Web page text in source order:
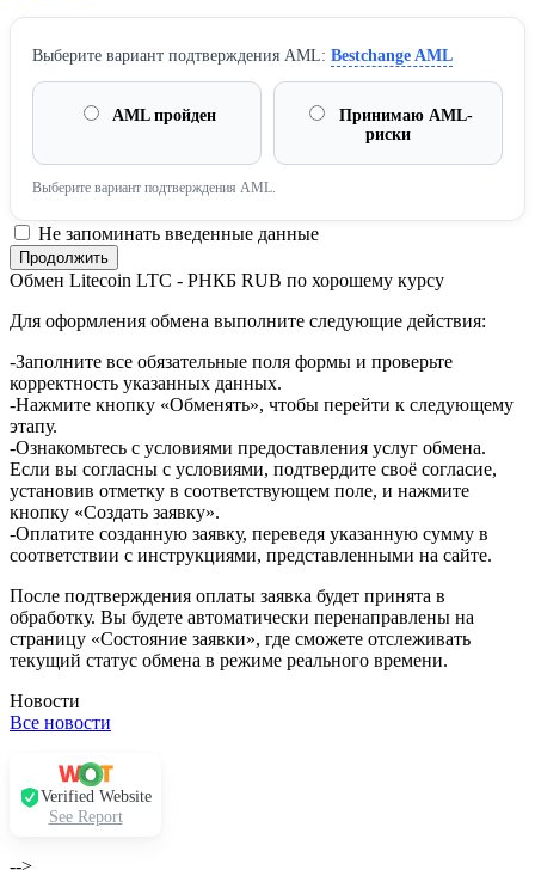
Выберите вариант подтверждения AML: Bestchange AML
AML пройден
Принимаю AML-
риски
Выберите вариант подтверждения AML.
Не запоминать введенные данные
Обмен Litecoin LTC - РНКБ RUB по хорошему курсу
Для оформления обмена выполните следующие действия:
-Заполните все обязательные поля формы и проверьте
корректность указанных данных.
-Нажмите кнопку «Обменять», чтобы перейти к следующему
этапу.
-Ознакомьтесь с условиями предоставления услуг обмена.
Если вы согласны с условиями, подтвердите своё согласие,
установив отметку в соответствующем поле, и нажмите
кнопку «Создать заявку».
-Оплатите созданную заявку, переведя указанную сумму в
соответствии с инструкциями, представленными на сайте.
После подтверждения оплаты заявка будет принята в
обработку. Вы будете автоматически перенаправлены на
страницу «Состояние заявки», где сможете отслеживать
текущий статус обмена в режиме реального времени.
Новости
Все новости
Verified Website
See Report